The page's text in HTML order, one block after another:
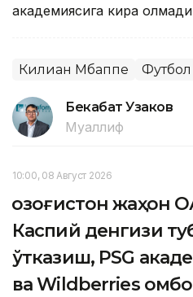
академиясига кира
Килиан Мбаппе Футбол
Бекабат Узаков
Муаллиф
10:00, 08 Август 2026
Қозоғистон жаҳон
Каспий денгизи
ўтказиш, PSG
ва Wildberries